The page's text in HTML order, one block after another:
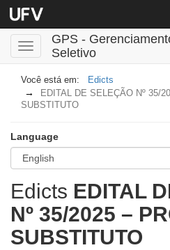
Toggle
navigation
GPS -
Seletivo
Edicts
EDITAL DE SELEÇÃO Nº 35/
SUBSTITUTO
Language
Edicts EDITAL
Nº 35/2025 –
SUBSTITUTO